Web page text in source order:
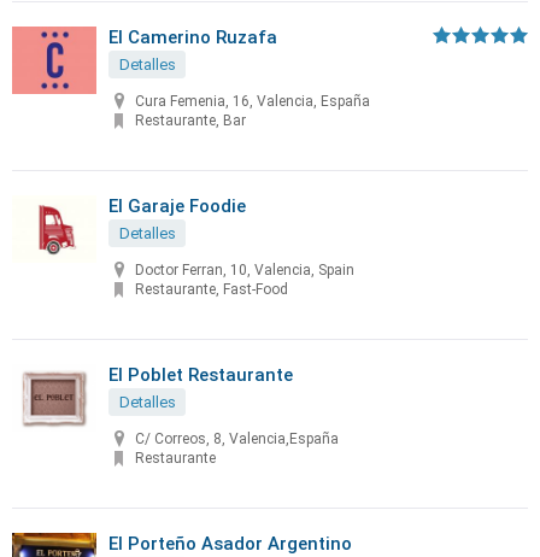
El Camerino Ruzafa
Detalles
Cura Femenia, 16, Valencia, España
Restaurante, Bar
El Garaje Foodie
Detalles
Doctor Ferran, 10, Valencia, Spain
Restaurante, Fast-Food
El Poblet Restaurante
Detalles
C/ Correos, 8, Valencia,España
Restaurante
El Porteño Asador Argentino